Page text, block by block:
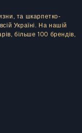
та шкарпетко-
Україні. На нашій
більше 100 брендів,